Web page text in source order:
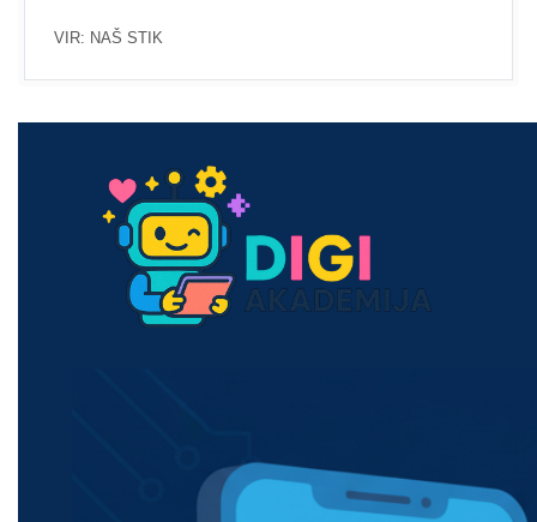
VIR: NAŠ STIK